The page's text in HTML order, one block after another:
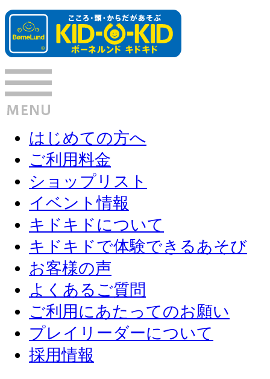
はじめての方へ
ご利用料金
ショップリスト
イベント情報
キドキドについて
キドキドで体験できるあそび
お客様の声
よくあるご質問
ご利用にあたってのお願い
プレイリーダーについて
採用情報